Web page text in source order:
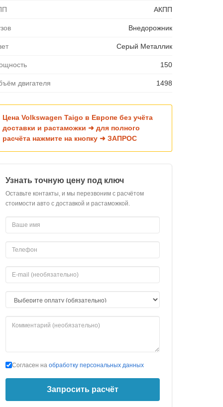
АКПП
Внедорожник
Серый Металлик
150
двигателя 1498
Цена Volkswagen Taigo в Европе без учёта
доставки и растаможки ➜ для полного
расчёта нажмите на кнопку ➜ ЗАПРОС
Узнать точную цену под ключ
Оставьте контакты, и мы перезвоним с расчётом
стоимости авто с доставкой и растаможкой.
Согласен на обработку персональных данных
Запросить расчёт